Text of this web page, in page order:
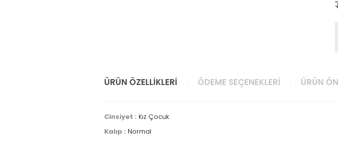
ÜRÜN ÖZELLIKLERI ÖDEME SEÇENEKLERI ÜRÜN
Cinsiyet : Kız Çocuk
Kalıp : Normal